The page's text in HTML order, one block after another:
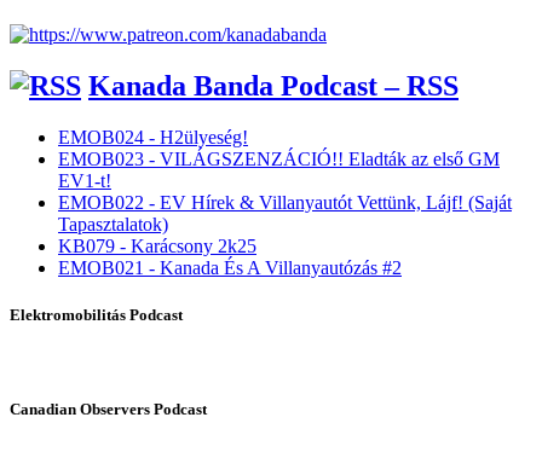
Kanada Banda Podcast – RSS
EMOB024 - H2ülyeség!
EMOB023 - VILÁGSZENZÁCIÓ!! Eladták az első GM
EV1-t!
EMOB022 - EV Hírek & Villanyautót Vettünk, Lájf! (Saját
Tapasztalatok)
KB079 - Karácsony 2k25
EMOB021 - Kanada És A Villanyautózás #2
Elektromobilitás Podcast
Canadian Observers Podcast